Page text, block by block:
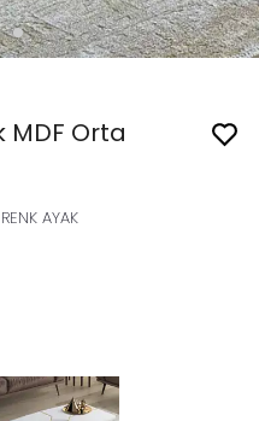
MDF Orta
AYAK